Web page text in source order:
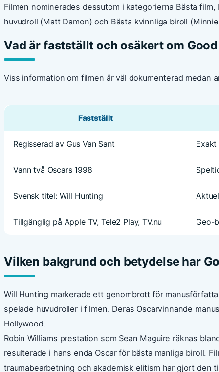
Filmen nominerades dessutom i kategorierna Bästa
huvudroll (Matt Damon) och Bästa kvinnliga biroll
Vad är fastställt och osäkert om
Viss information om filmen är väl dokumenterad medan
Fastställt
Regisserad av Gus Van Sant
Vann två Oscars 1998
Svensk titel: Will Hunting
Tillgänglig på Apple TV, Tele2 Play, TV.nu Geo-
Vilken bakgrund och betydelse har
Will Hunting markerade ett genombrott för
spelade huvudroller i filmen. Deras Oscarvinnande
Hollywood.
Robin Williams prestation som Sean Maguire räknas
resulterade i hans enda Oscar för bästa manliga biroll.
traumabearbetning och akademisk elitism har gjort den